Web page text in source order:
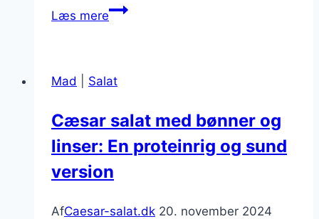
Læs mereCæsar
grøntsager:
sund
sommerret
Mad Salat
Cæsar salat med bønner og
linser: En proteinrig og sund
version
AfCaesar-salat.dk 20. november 2024